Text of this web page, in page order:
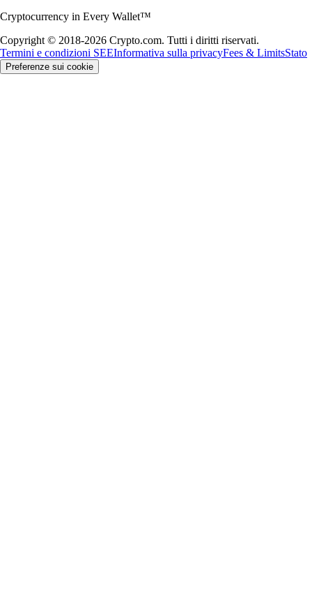
Cryptocurrency in Every Wallet™
Copyright © 2018-2026 Crypto.com. Tutti i diritti riservati.
Termini e condizioni SEEInformativa sulla privacyFees & LimitsStato
Preferenze sui cookie